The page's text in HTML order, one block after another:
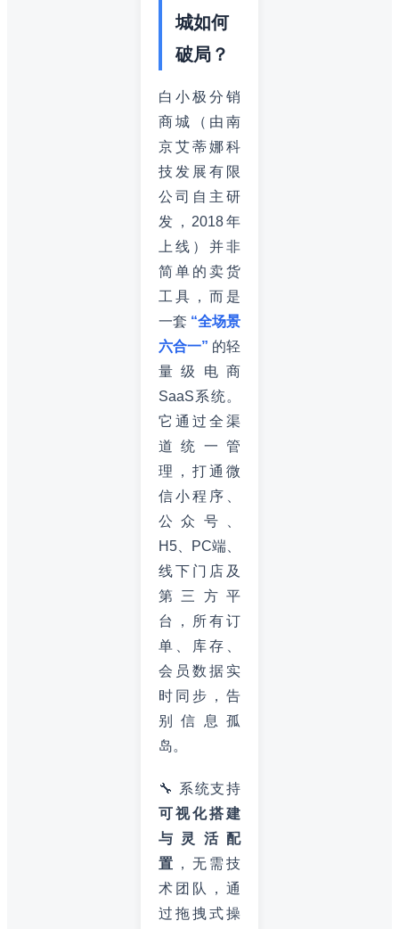
城如何
破局？
白小极分销
商城（由南
京艾蒂娜科
技发展有限
公司自主研
发，2018年
上线）并非
简单的卖货
工具，而是
一套 “全场景
六合一” 的轻
量级电商
SaaS系统。
它通过全渠
道统一管
理，打通微
信小程序、
公众号、
H5、PC端、
线下门店及
第三方平
台，所有订
单、库存、
会员数据实
时同步，告
别信息孤
岛。
🔧 系统支持
可视化搭建
与灵活配
置 ，无需技
术团队，通
过拖拽式操